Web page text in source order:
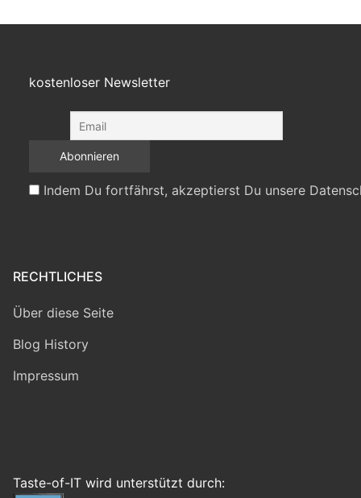
kostenloser Newsletter
Indem Du fortfährst, akzeptierst Du unsere
RECHTLICHES
Über diese Seite
Blog History
Impressum
Taste-of-IT wird unterstützt durch: